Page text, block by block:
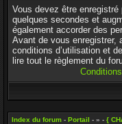
Vous devez être enregistré
quelques secondes et
également accorder des
Avant de vous enregistrer,
conditions d’utilisation et
lire tout le règlement du
Index du forum - Portail - » - {